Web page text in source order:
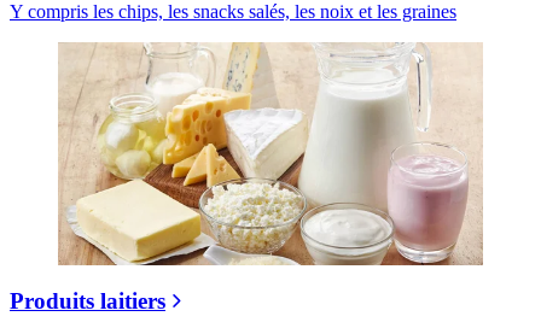
Y compris les chips, les snacks salés, les noix et les graines
Produits laitiers